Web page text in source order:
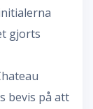
gjorts
bevis på att